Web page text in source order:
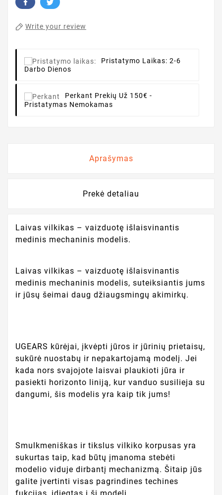
Write your review
Pristatymo Laikas: 2-6
Darbo Dienos
Perkant Prekių Už 150€ -
Pristatymas Nemokamas
Aprašymas
Prekė detaliau
Laivas vilkikas – vaizduotę išlaisvinantis
medinis mechaninis modelis.
Laivas vilkikas – vaizduotę išlaisvinantis
medinis mechaninis modelis, suteiksiantis jums
ir jūsų šeimai daug džiaugsmingų akimirkų.
UGEARS kūrėjai, įkvėpti jūros ir jūrinių prietaisų,
sukūrė nuostabų ir nepakartojamą modelį. Jei
kada nors svajojote laisvai plaukioti jūra ir
pasiekti horizonto liniją, kur vanduo susilieja su
dangumi, šis modelis yra kaip tik jums!
Smulkmeniškas ir tikslus vilkiko korpusas yra
sukurtas taip, kad būtų įmanoma stebėti
modelio viduje dirbantį mechanizmą. Šitaip jūs
galite įvertinti visas pagrindines techines